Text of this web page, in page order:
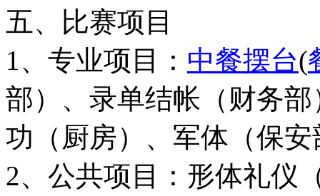
五、比赛项目
1、专业项目： 中餐摆台(
部）、录单结帐（财务
功（厨房）、军体（保安
2、公共项目：形体礼仪